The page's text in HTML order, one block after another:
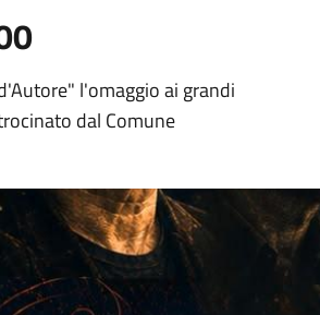
l'omaggio ai grandi
dal Comune